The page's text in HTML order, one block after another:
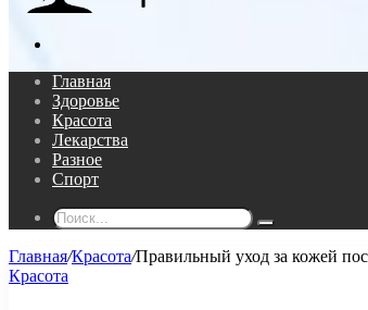
Главная
Здоровье
Красота
Лекарства
Разное
Спорт
Поиск...
Главная/Красота/Правильный уход за кожей
Красота